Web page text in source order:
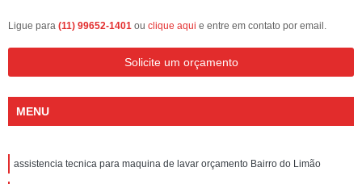
Ligue para (11) 99652-1401 ou clique aqui e entre em contato por email.
Solicite um orçamento
MENU
assistencia tecnica para maquina de lavar orçamento Bairro do Limão